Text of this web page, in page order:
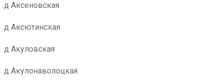
д Аксеновская
д Аксютинская
д Акуловская
д Акулонаволоцкая